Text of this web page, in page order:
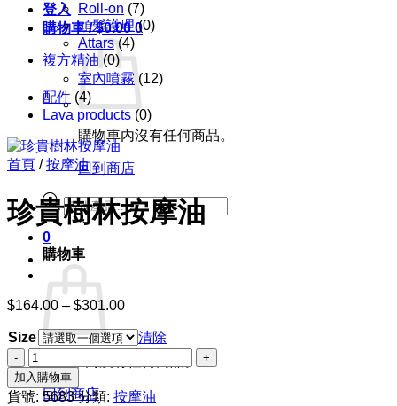
登入
購物車 /$0.00 0
購物車內沒有任何商品。
回到商店
Products
search
0
購物車
購物車內沒有任何商品。
回到商店
Roll-on (7)
頭髮護理 (0)
Attars (4)
複方精油 (0)
室內噴霧 (12)
配件 (4)
Lava products (0)
首頁 / 按摩油
珍貴樹林按摩油
$164.00 – $301.00價
範
到
Size
清除
珍
貴
樹
加入購物車
貨號: 5683 分類: 按摩油